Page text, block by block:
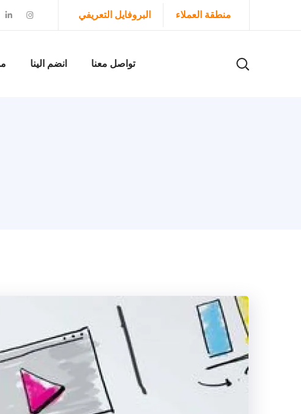
البروفايل التعريفي منطقة العملاء
انضم الينا تواصل معنا